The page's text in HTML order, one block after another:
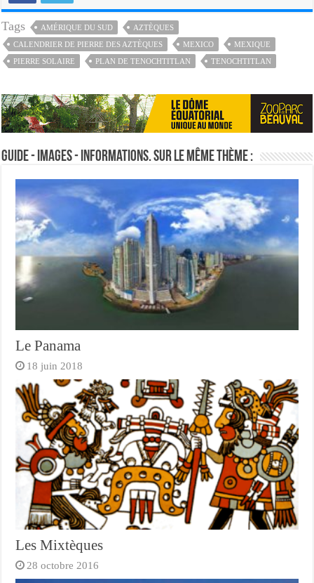
Tags AMÉRIQUE DU SUD
AZTÈQUES
CALENDRIER DE PIERRE DES AZTÈQUES
MEXICO
MEXIQUE
PIERRE SOLAIRE
PLAN DE TENOCHTITLAN TENOCHTITLAN
Guide - Images - Informations. Sur le même thème :
Le Panama
18 juin 2018
Les Mixtèques
28 octobre 2016